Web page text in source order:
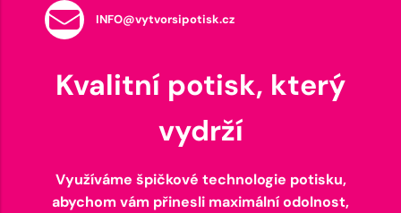
INFO@vytvorsipotisk.cz
Kvalitní potisk, který
vydrží
Využíváme špičkové technologie potisku,
abychom vám přinesli maximální odolnost,